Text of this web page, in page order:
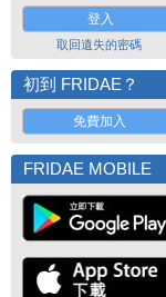
取回遺失的密碼
初到 FRIDAE？
免費加入
FRIDAE MOBILE